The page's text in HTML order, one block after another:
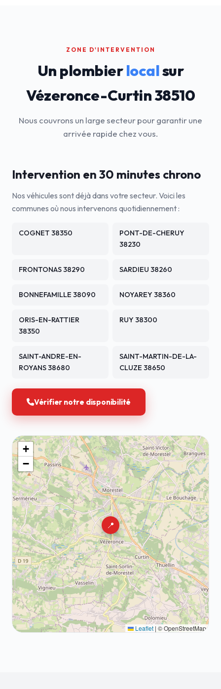
ZONE D'INTERVENTION
Un plombierlocalsur
Vézeronce-Curtin 38510
Nous couvrons un large secteur pour garantir une
arrivée rapide chez vous.
Intervention en 30 minutes chrono
Nos véhicules sont déjà dans votre secteur. Voici les
communes où nous intervenons quotidiennement :
COGNET 38350
PONT-DE-CHERUY
38230
FRONTONAS 38290 SARDIEU 38260
BONNEFAMILLE 38090 NOYAREY 38360
ORIS-EN-RATTIER
38350
RUY 38300
SAINT-ANDRE-EN-
ROYANS 38680
SAINT-MARTIN-DE-LA-
CLUZE 38650
Vérifier notre disponibilité
📍
+
−
Leaflet | © OpenStreetMap